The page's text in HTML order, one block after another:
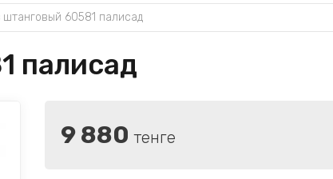
штанговый 60581 палисад
палисад
9 880 тенге